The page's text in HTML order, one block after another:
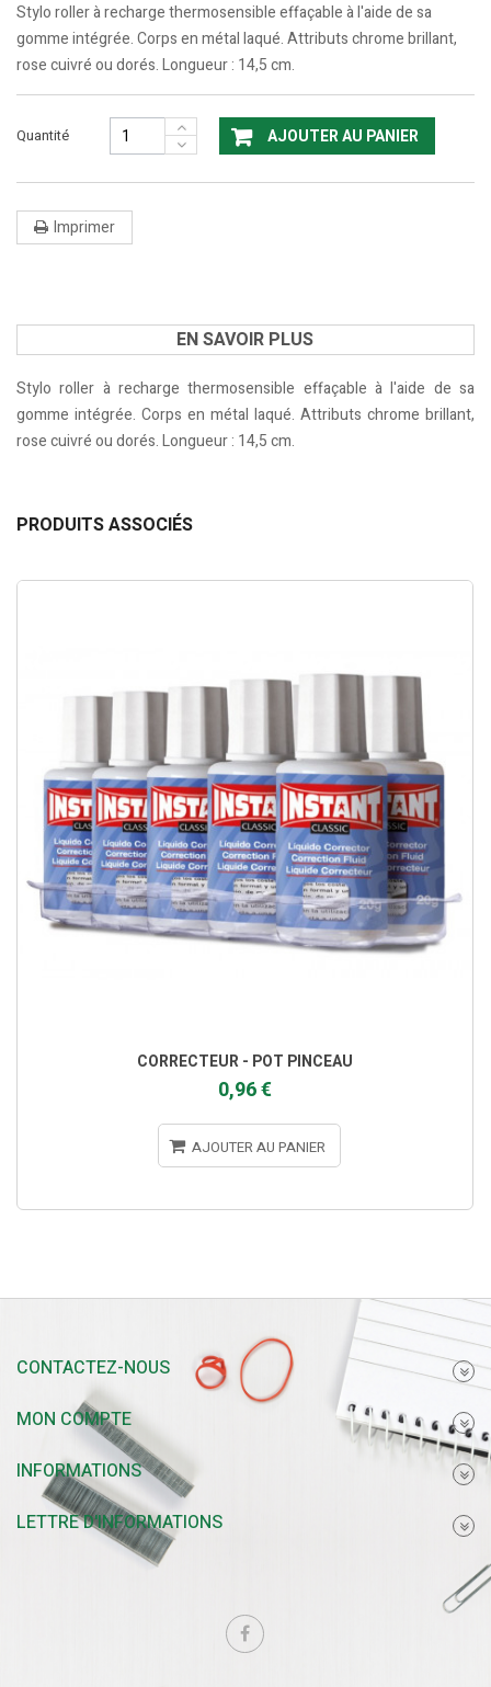
Stylo roller à recharge thermosensible effaçable à l'aide de sa
gomme intégrée. Corps en métal laqué. Attributs chrome brillant,
rose cuivré ou dorés. Longueur : 14,5 cm.
Quantité AJOUTER AU PANIER
Imprimer
EN SAVOIR PLUS
Stylo roller à recharge thermosensible effaçable à l'aide de sa
gomme intégrée. Corps en métal laqué. Attributs chrome brillant,
rose cuivré ou dorés. Longueur : 14,5 cm.
PRODUITS ASSOCIÉS
CORRECTEUR - POT PINCEAU
0,96 €
AJOUTER AU PANIER
CONTACTEZ-NOUS
MON COMPTE
INFORMATIONS
LETTRE D'INFORMATIONS